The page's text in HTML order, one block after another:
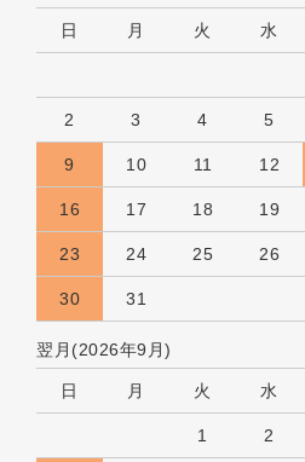
日 月 火 水
2 3 4 5
9 10 11 12
16 17 18 19
23 24 25 26
30 31
翌月(2026年9月)
日 月 火 水
1 2